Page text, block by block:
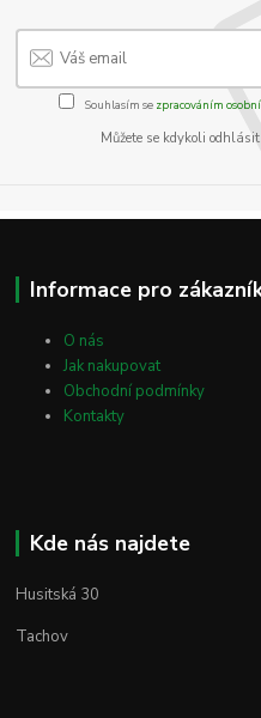
Souhlasím se zpracováním
Můžete se kdykoli
Informace pro
O nás
Jak nakupovat
Obchodní podmínky
Kontakty
Kde nás najdete
Husitská 30
Tachov